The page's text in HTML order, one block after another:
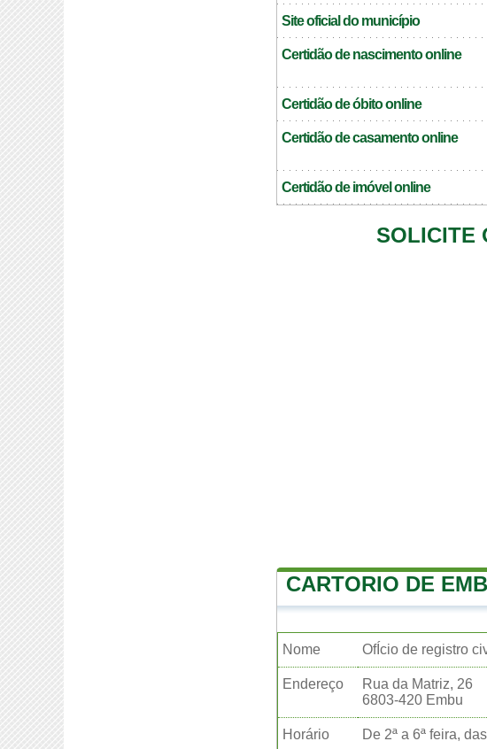
Site oficial do município
Certidão de nascimento online
Certidão de óbito online
Certidão de casamento online
Certidão de imóvel online
SOLICITE
CARTORIO DE
Nome OfÍcio de registro
Endereço
Rua da Matriz, 26
6803-420 Embu
Horário De 2ª a 6ª feira,